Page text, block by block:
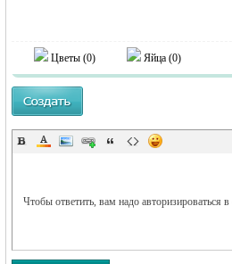
Цветы (0) Яйца (0)
Чтобы ответить, вам надо авторизироваться